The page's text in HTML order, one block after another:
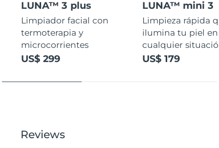
LUNA™ 3 plus
Limpiador facial con
termoterapia y
microcorrientes
US$ 299
LUNA™ mini 3
Limpieza rápida
ilumina tu piel en
cualquier
US$ 179